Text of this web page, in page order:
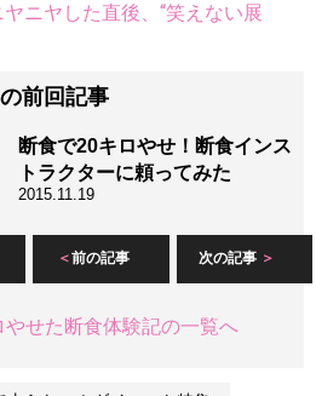
ニヤした直後、“笑えない展
前回記事
断食で20キロやせ！断食インス
トラクターに頼ってみた
2015.11.19
前の記事 次の記事
やせた断食体験記の一覧へ